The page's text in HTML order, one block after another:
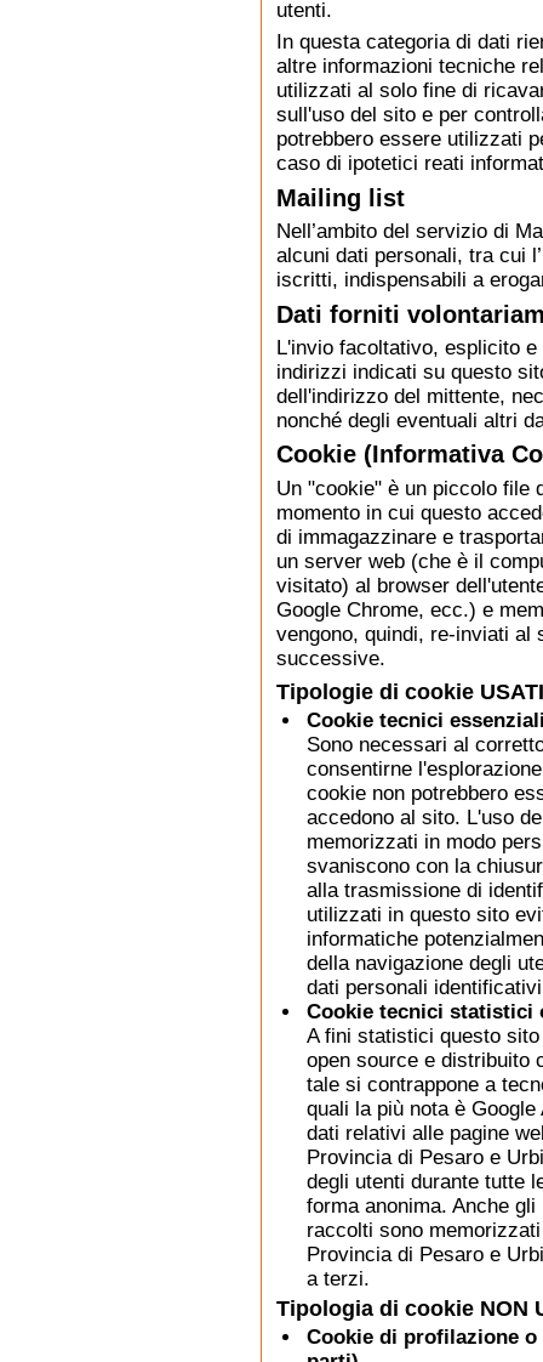
utenti.
In questa categoria di dati
altre informazioni tecniche
utilizzati al solo fine di
sull'uso del sito e per
potrebbero essere utilizzati
caso di ipotetici reati
Mailing list
Nell’ambito del servizio di
alcuni dati personali, tra cui
iscritti, indispensabili a
Dati forniti
L'invio facoltativo, esplicito
indirizzi indicati su questo
dell'indirizzo del mittente,
nonché degli eventuali altri
Cookie (Informativa
Un "cookie" è un piccolo file
momento in cui questo
di immagazzinare e
un server web (che è il
visitato) al browser
Google Chrome, ecc.) e
vengono, quindi, re-inviati al
successive.
Tipologie di cookie
Cookie tecnici
Sono necessari al
consentirne
cookie non potrebbero
accedono al sito. L'uso
memorizzati in modo
svaniscono con la
alla trasmissione di
utilizzati in questo sito
informatiche
della navigazione degli
dati personali
Cookie tecnici statistici
A fini statistici questo
open source e distribuito
tale si contrappone a
quali la più nota è
dati relativi alle pagine
Provincia di Pesaro e
degli utenti durante tutte
forma anonima. Anche
raccolti sono
Provincia di Pesaro e
a terzi.
Tipologia di cookie NON
Cookie di profilazione